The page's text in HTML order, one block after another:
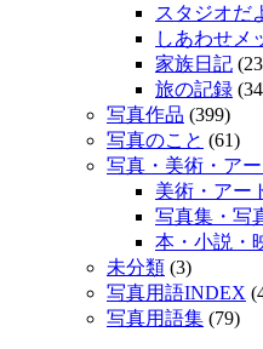
スタジオだ
しあわせメ
家族日記
旅の記録
写真作品 (399)
写真のこと (61)
写真・美術・アー
美術・アー
写真集・写
本・小説・
未分類 (3)
写真用語INDEX
写真用語集 (79)